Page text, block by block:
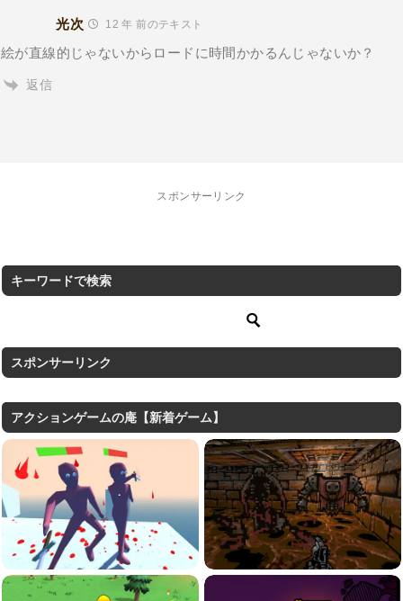
光次 12 年 前のテキスト
絵が直線的じゃないからロードに時間かかるんじゃないか？
返信
スポンサーリンク
キーワードで検索
スポンサーリンク
アクションゲームの庵【新着ゲーム】